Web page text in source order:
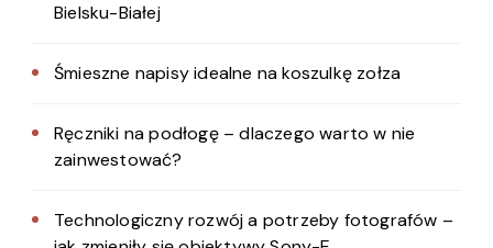
Bielsku-Białej
Śmieszne napisy idealne na koszulkę zołza
Ręczniki na podłogę – dlaczego warto w nie
zainwestować?
Technologiczny rozwój a potrzeby fotografów –